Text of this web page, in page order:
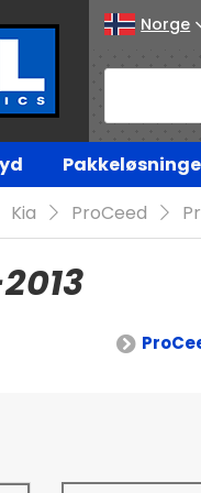
Norge
Kia ProCeed